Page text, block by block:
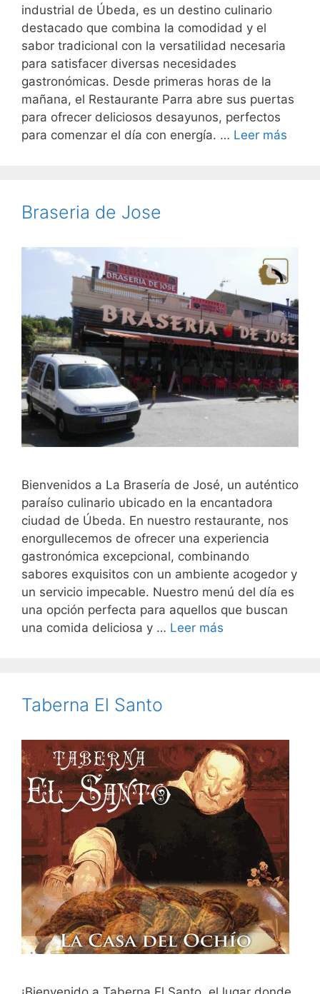
industrial de Úbeda, es un destino culinario
destacado que combina la comodidad y el
sabor tradicional con la versatilidad necesaria
para satisfacer diversas necesidades
gastronómicas. Desde primeras horas de la
mañana, el Restaurante Parra abre sus puertas
para ofrecer deliciosos desayunos, perfectos
para comenzar el día con energía. … Leer más
Braseria de Jose
Bienvenidos a La Brasería de José, un auténtico
paraíso culinario ubicado en la encantadora
ciudad de Úbeda. En nuestro restaurante, nos
enorgullecemos de ofrecer una experiencia
gastronómica excepcional, combinando
sabores exquisitos con un ambiente acogedor y
un servicio impecable. Nuestro menú del día es
una opción perfecta para aquellos que buscan
una comida deliciosa y … Leer más
Taberna El Santo